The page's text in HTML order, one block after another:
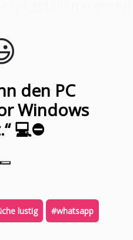
dir gefallen könnten
den PC
Windows
💻⛔
lustig #whatsapp